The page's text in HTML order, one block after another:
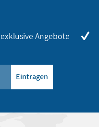
exklusive Angebote
Eintragen